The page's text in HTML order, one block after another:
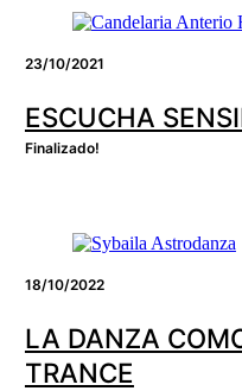
23/10/2021
ESCUCHA
Finalizado!
18/10/2022
LA DANZA
TRANCE